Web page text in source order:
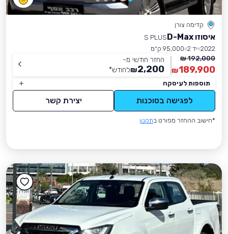
קדימה צורן
איסוזו D-Max
S PLUS
2022 יד 2
95,000 ק״מ
192,000 ₪
189,900
₪
החזר חודשי מ-
2,200
₪לחודש*
תוספות לעיסקה
לפגישה בסוכנות יצירת קשר
*חישוב ההחזר מפורט בתקנון